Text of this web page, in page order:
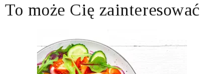
To może Cię zainteresować